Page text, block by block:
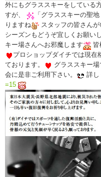
外にもグラススキーをしている
すが、
「グラススキーの聖
りますね
スタッフの皆さん
シーズンもどうぞ宜しくお願い
キー場さんへお邪魔します
プロショップダイチでは現在
ております。
グラススキー
会に是非ご利用下さい。
詳し
=15